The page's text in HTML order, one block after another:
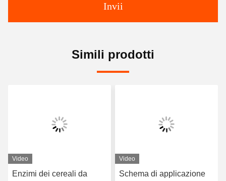
Invii
Simili prodotti
Video
Enzimi dei cereali da
Video
Schema di applicazione